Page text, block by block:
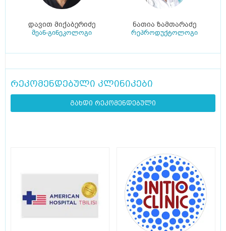
დავით მიქაბერიძე
მეან-გინეკოლოგი
ნათია ზამთარაძე
რეპროდუქტოლოგი
რეკომენდებული კლინიკები
გახდი რეკომენდებული